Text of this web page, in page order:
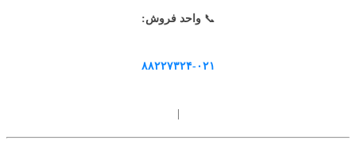
📞واحد فروش:
۸۸۲۲۷۳۲۴-۰۲۱